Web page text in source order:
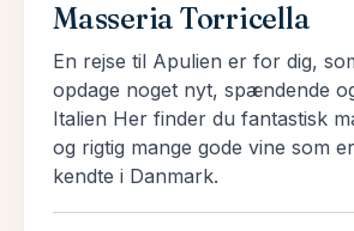
opmærksomhed på livets små
tempoet ned, og begynd at tage
efterretning og nyd din egen
Man kan heller ikke sige Italien
mad. Italien er helt bogstaveligt
Masseria Torricella
En rejse til Apulien er for dig,
opdage noget nyt, spændende
Italien Her finder du fantastisk
og rigtig mange gode vine som
kendte i Danmark.